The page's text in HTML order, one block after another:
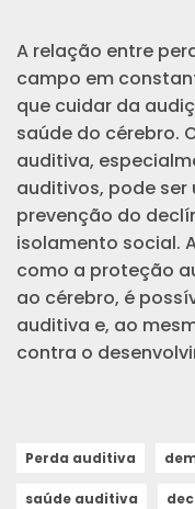
A relação entre
campo em
que cuidar da
saúde do cérebro.
auditiva,
auditivos, pode
prevenção do
isolamento social.
como a proteção
ao cérebro, é
auditiva e, ao
contra o
Perda auditiva
saúde auditiva